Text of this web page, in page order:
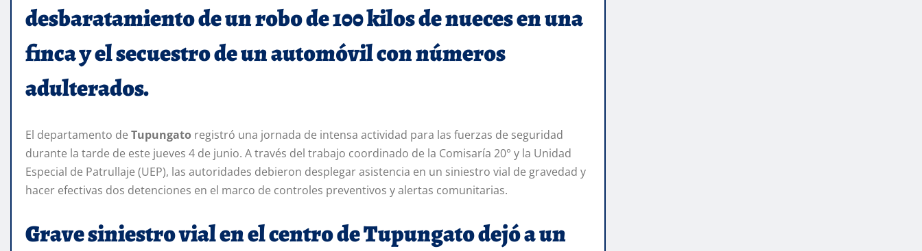
desbaratamiento de un robo de 100 kilos de nueces en una
finca y el secuestro de un automóvil con números
adulterados.
El departamento de Tupungato registró una jornada de intensa actividad para las fuerzas de seguridad
durante la tarde de este jueves 4 de junio. A través del trabajo coordinado de la Comisaría 20° y la Unidad
Especial de Patrullaje (UEP), las autoridades debieron desplegar asistencia en un siniestro vial de gravedad y
hacer efectivas dos detenciones en el marco de controles preventivos y alertas comunitarias.
Grave siniestro vial en el centro de Tupungato dejó a un